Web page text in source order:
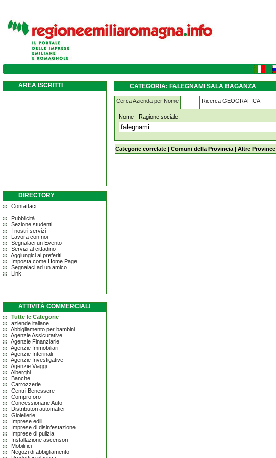
falegnami sala-baganza
AREA ISCRITTI
DIRECTORY
Contattaci
Pubblicità
Sezione studenti
I nostri servizi
Lavora con noi
Segnalaci un Evento
Servizi al cittadino
Aggiungici ai preferiti
Imposta come Home Page
Segnalaci ad un amico
Link
ATTIVITÀ COMMERCIALI
Tutte le Categorie
aziende italiane
Abbigliamento per bambini
Agenzie Assicurative
Agenzie Finanziarie
Agenzie Immobiliari
Agenzie Interinali
Agenzie Investigative
Agenzie Viaggi
Alberghi
Banche
Carrozzerie
Centri Benessere
Compro oro
Concessionarie Auto
Distributori automatici
Gioiellerie
Imprese edili
Imprese di disinfestazione
Imprese di pulizia
Installazione ascensori
Mobilifici
Negozi di abbigliamento
CATEGORIA: FALEGNAMI SALA BAGANZA
Cerca Azienda per Nome Ricerca GEOGRAFICA
Nome - Ragione sociale:
falegnami sala-baganza
Categorie correlate | Comuni della Provincia | Altre Province